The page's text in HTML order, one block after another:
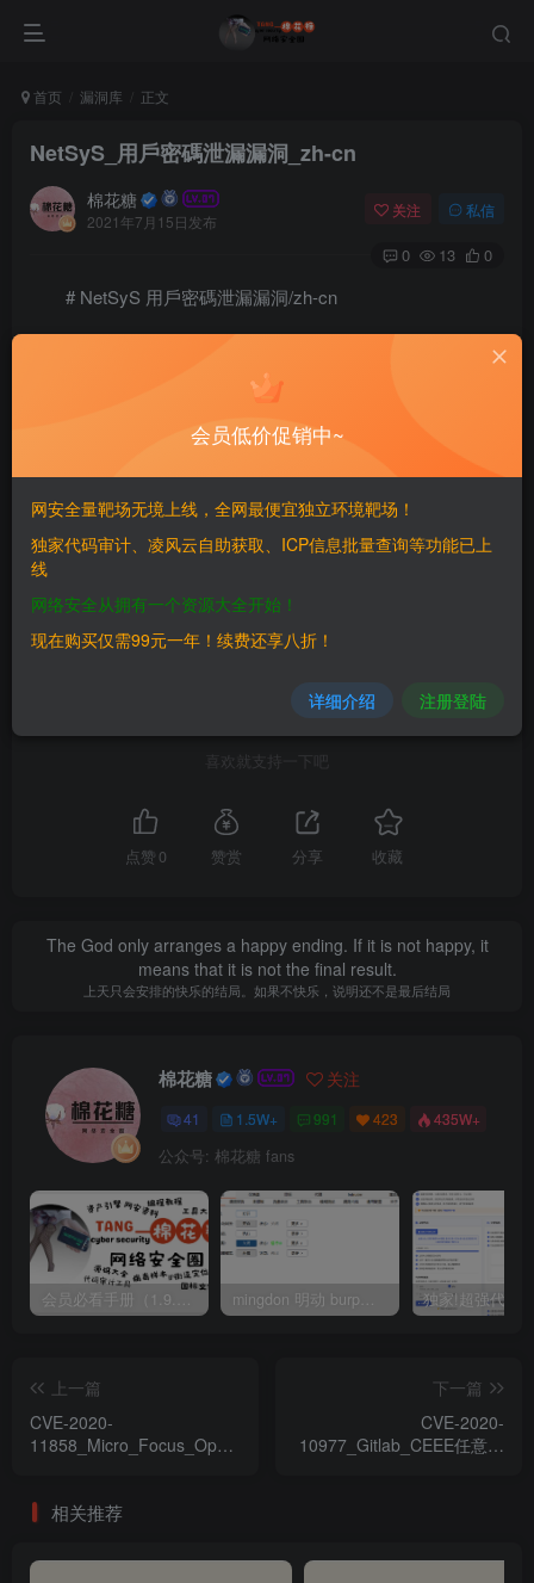
首页 漏洞库 正文
NetSyS_用戶密碼泄漏漏洞_zh-cn
棉花糖
2021年7月15日发布
关注 私信
0 13 0
# NetSyS 用戶密碼泄漏漏洞/zh-cn
©版权声明
文章版权归作者所有，未经允许请勿转载。
THE END
喜欢就支持一下吧
点赞 0 赞赏 分享 收藏
The God only arranges a happy ending. If it is not happy, it
means that it is not the final result.
上天只会安排的快乐的结局。如果不快乐，说明还不是最后结局
棉花糖 关注
41 1.5W+ 991 423 435W+
公众号: 棉花糖 fans
会员必看手册（1.9.0版本 26.4.5更新） mingdon 明动 burp插件0.2.6版本 本地时间校验去除版
上一篇
CVE-2020-
11858_Micro_Focus_Operations_Bridge_Manager_
下一篇
CVE-2020-
10977_Gitlab_CEEE任意文
相关推荐
会员低价促销中~
网安全量靶场无境上线，全网最便宜独立环境靶场！
独家代码审计、凌风云自助获取、ICP信息批量查询等功能已上
线
网络安全从拥有一个资源大全开始！
现在购买仅需99元一年！续费还享八折！
详细介绍 注册登陆